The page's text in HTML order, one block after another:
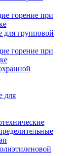
горение при
для групповой
горение при
для